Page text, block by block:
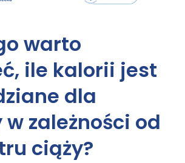
warto
ile kalorii jest
dla
w zależności od
ciąży?